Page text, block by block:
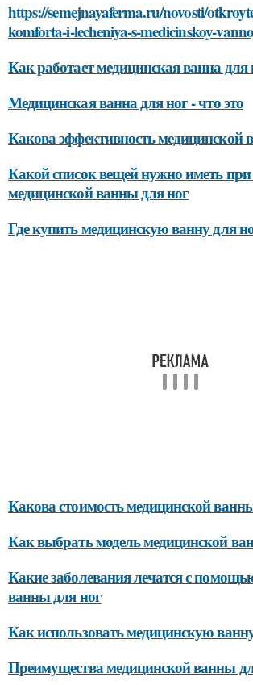
https://semejnayaferma.ru/novosti/
komforta-i-lecheniya-s-medicinskoy-
Как работает медицинская ванна для
Медицинская ванна для ног - что это
Какова эффективность медицинской
Какой список вещей нужно иметь
медицинской ванны для ног
Где купить медицинскую ванну для
Какова стоимость медицинской
Как выбрать модель медицинской
Какие заболевания лечатся с
ванны для ног
Как использовать медицинскую
Преимущества медицинской ванны